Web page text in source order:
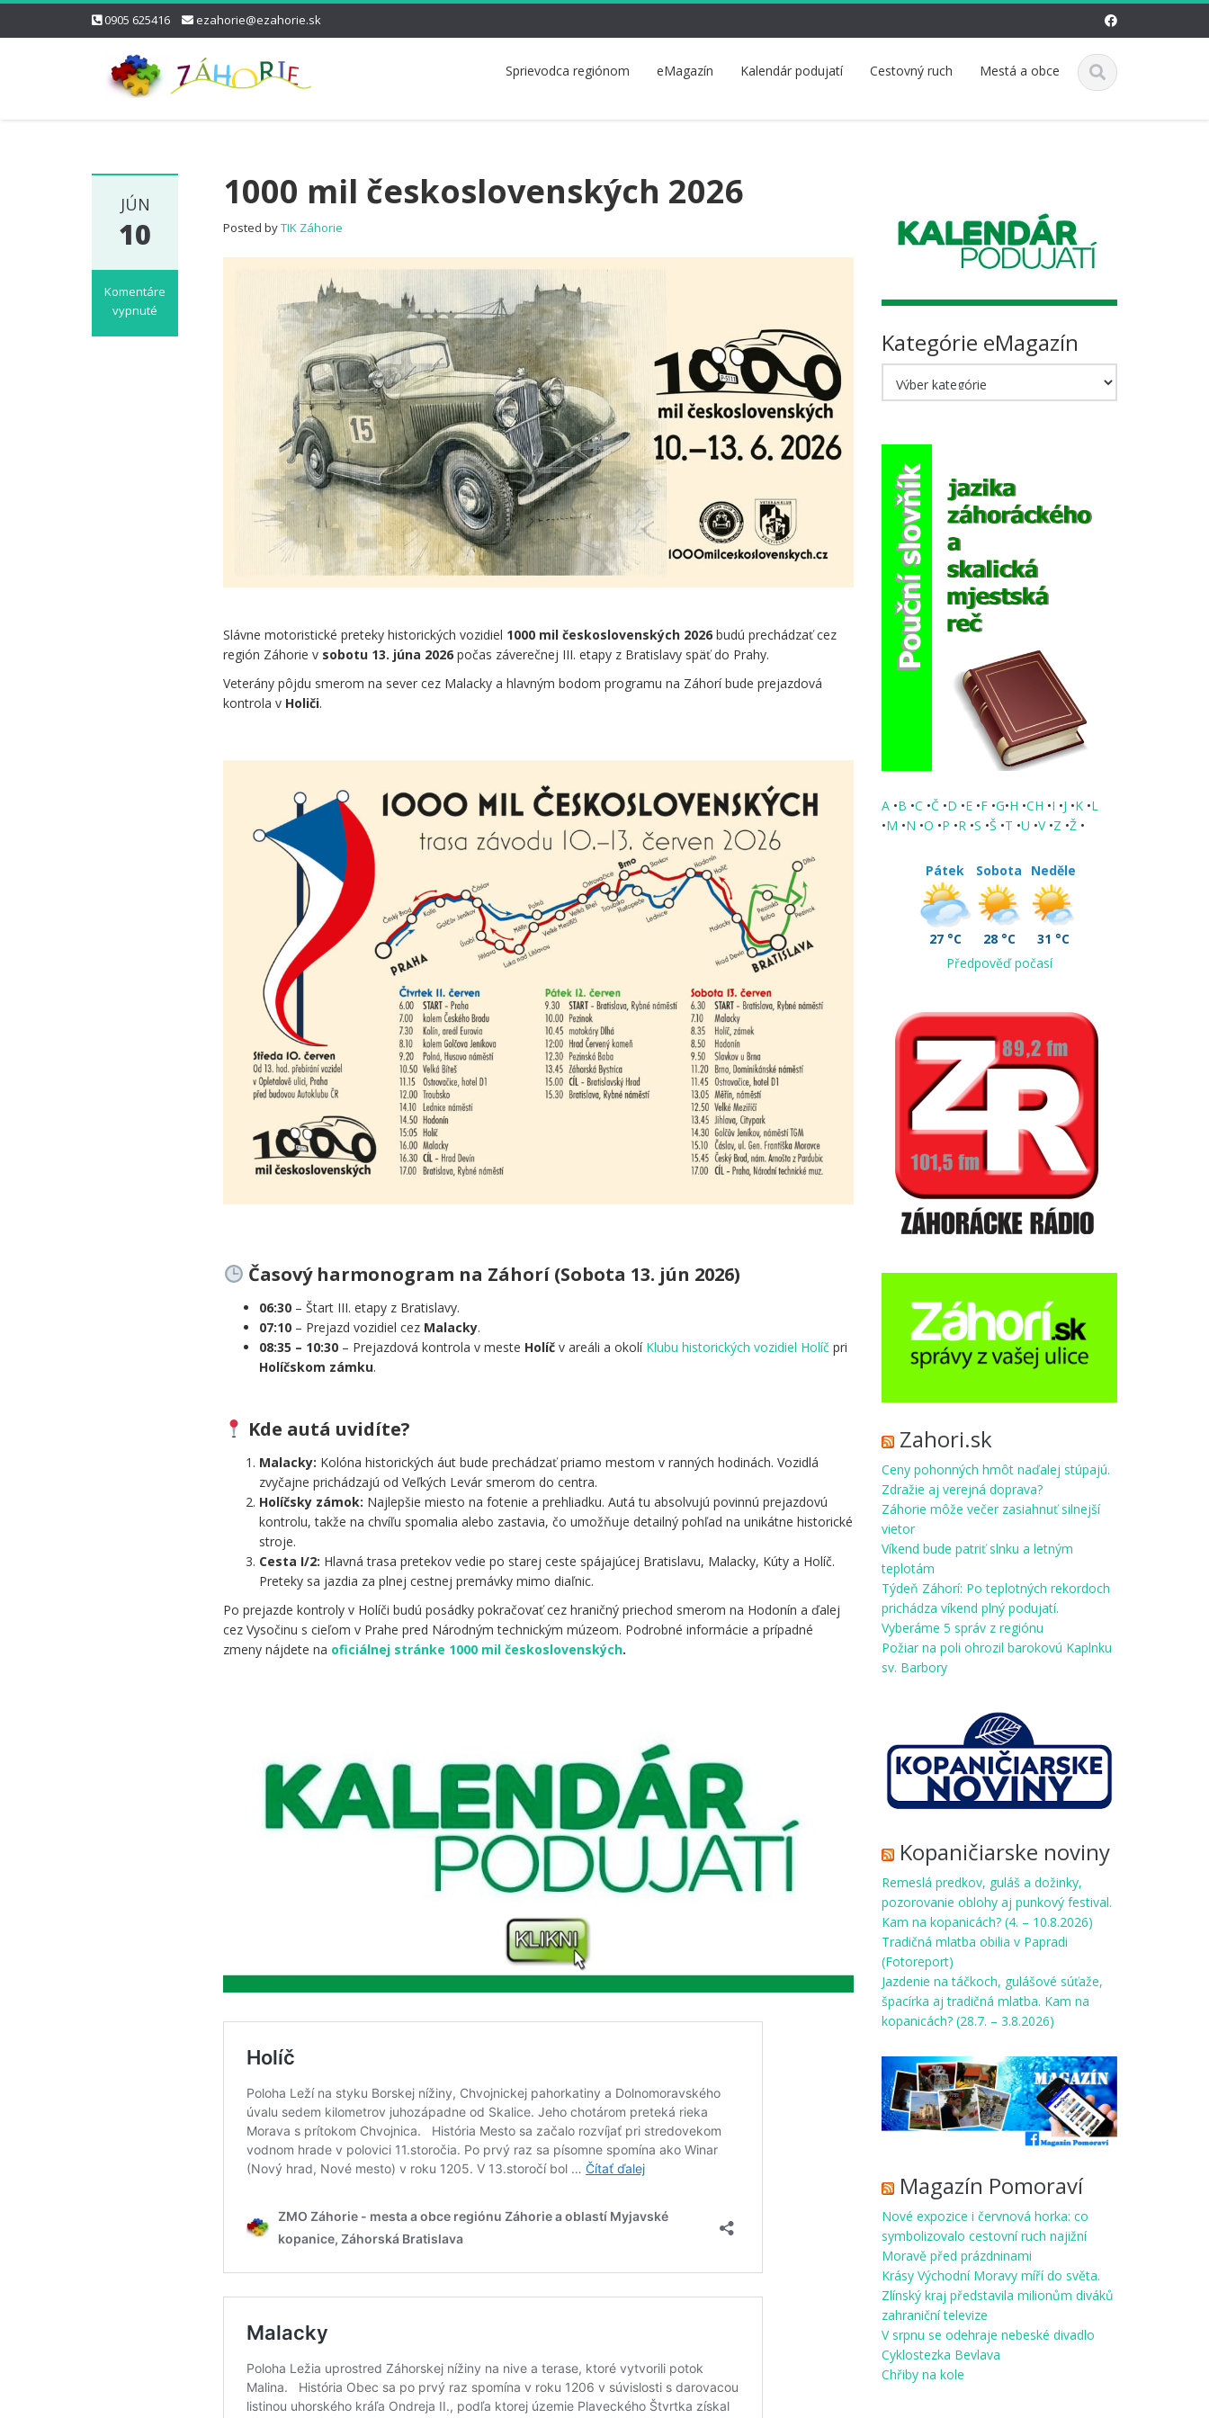
0905 625416 ezahorie@ezahorie.sk
Sprievodca regiónom eMagazín Kalendár podujatí Cestovný ruch Mestá a obce
JÚN
10
Komentáre
vypnuté
1000 mil československých 2026
Posted byTIK Záhorie
Slávne motoristické preteky historických vozidiel 1000 mil československých 2026 budú prechádzať cez
región Záhorie v sobotu 13. júna 2026 počas záverečnej III. etapy z Bratislavy späť do Prahy.
Veterány pôjdu smerom na sever cez Malacky a hlavným bodom programu na Záhorí bude prejazdová
kontrola v Holiči.
Časový harmonogram na Záhorí (Sobota 13. jún 2026)
06:30 – Štart III. etapy z Bratislavy.
07:10 – Prejazd vozidiel cez Malacky.
08:35 – 10:30 – Prejazdová kontrola v meste Holíč v areáli a okolí Klubu historických vozidiel Holíč pri
Holíčskom zámku.
Kde autá uvidíte?
Malacky: Kolóna historických áut bude prechádzať priamo mestom v ranných hodinách. Vozidlá
zvyčajne prichádzajú od Veľkých Levár smerom do centra.
Holíčsky zámok: Najlepšie miesto na fotenie a prehliadku. Autá tu absolvujú povinnú prejazdovú
kontrolu, takže na chvíľu spomalia alebo zastavia, čo umožňuje detailný pohľad na unikátne historické
stroje.
Cesta I/2: Hlavná trasa pretekov vedie po starej ceste spájajúcej Bratislavu, Malacky, Kúty a Holíč.
Preteky sa jazdia za plnej cestnej premávky mimo diaľnic.
Po prejazde kontroly v Holíči budú posádky pokračovať cez hraničný priechod smerom na Hodonín a ďalej
cez Vysočinu s cieľom v Prahe pred Národným technickým múzeom. Podrobné informácie a prípadné
zmeny nájdete na oficiálnej stránke 1000 mil československých.
Kategórie eMagazín
eMagazín
A •B •C •Č •D •E •F •G•H •CH •I •J •K •L
•M •N •O •P •R •S •Š •T •U •V •Z •Ž •
Pátek
27 °C
Sobota
28 °C
Neděle
31 °C
Předpověď počasí
Zahori.sk
Ceny pohonných hmôt naďalej stúpajú.
Zdražie aj verejná doprava?
Záhorie môže večer zasiahnuť silnejší
vietor
Víkend bude patriť slnku a letným
teplotám
Týdeň Záhorí: Po teplotných rekordoch
prichádza víkend plný podujatí.
Vyberáme 5 správ z regiónu
Požiar na poli ohrozil barokovú Kaplnku
sv. Barbory
Kopaničiarske noviny
Remeslá predkov, guláš a dožinky,
pozorovanie oblohy aj punkový festival.
Kam na kopanicách? (4. – 10.8.2026)
Tradičná mlatba obilia v Papradi
(Fotoreport)
Jazdenie na táčkoch, gulášové súťaže,
špacírka aj tradičná mlatba. Kam na
kopanicách? (28.7. – 3.8.2026)
Magazín Pomoraví
Nové expozice i červnová horka: co
symbolizovalo cestovní ruch najižní
Moravě před prázdninami
Krásy Východní Moravy míří do světa.
Zlínský kraj představila milionům diváků
zahraniční televize
V srpnu se odehraje nebeské divadlo
Cyklostezka Bevlava
Chřiby na kole